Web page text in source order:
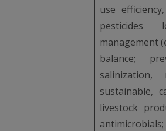
use
pesticides
management
balance;
salinization,
sustainable,
livestock